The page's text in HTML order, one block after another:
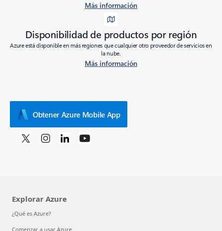
Más información
Disponibilidad de productos por región
Azure está disponible en más regiones que cualquier otro proveedor de servicios en
la nube.
Más información
Obtener Azure Mobile App
Explorar Azure
¿Qué es Azure?
Comenzar a usar Azure